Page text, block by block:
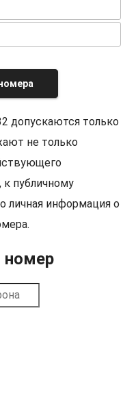
допускаются только
не только
к публичному
личная информация о
номер